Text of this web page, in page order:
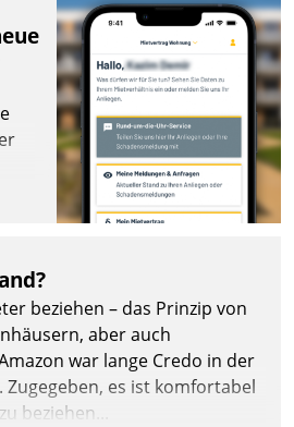
beziehen – das Prinzip von
aber auch
war lange Credo in der
es ist komfortabel
beziehen...